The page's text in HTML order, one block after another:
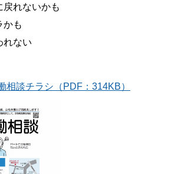
戻れないかも
かも
れない
相談チラシ（PDF：314KB）